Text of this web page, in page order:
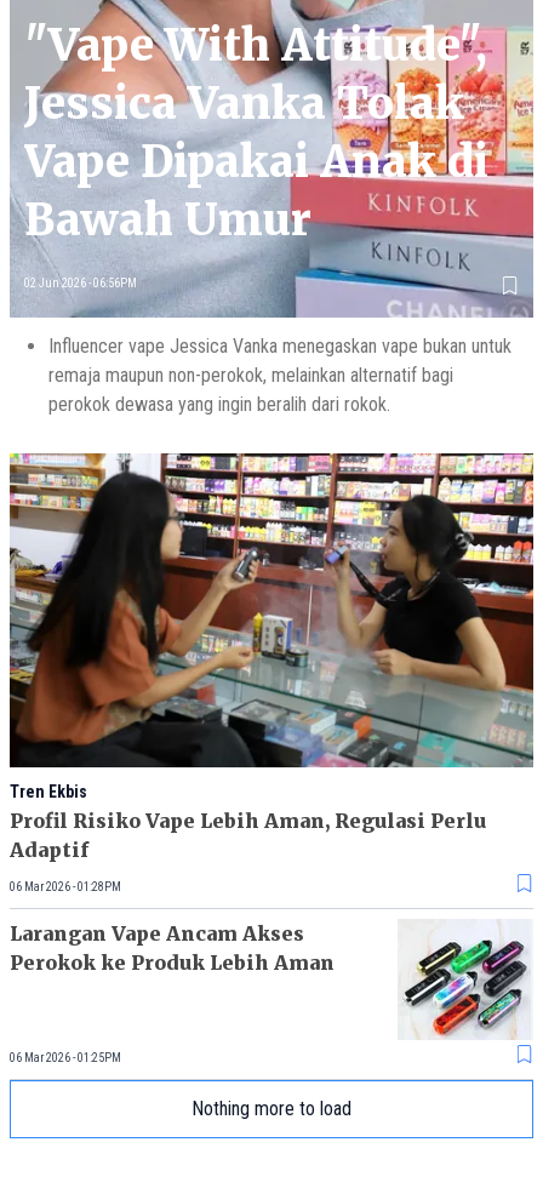
"Vape With Attitude",
Jessica Vanka Tolak
Vape Dipakai Anak di
Bawah Umur
02 Jun 2026 - 06:56PM
Influencer vape Jessica Vanka menegaskan vape bukan untuk
remaja maupun non-perokok, melainkan alternatif bagi
perokok dewasa yang ingin beralih dari rokok.
Tren Ekbis
Profil Risiko Vape Lebih Aman, Regulasi Perlu
Adaptif
06 Mar 2026 - 01:28PM
Larangan Vape Ancam Akses
Perokok ke Produk Lebih Aman
06 Mar 2026 - 01:25PM
Nothing more to load